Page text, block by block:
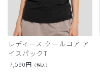
レディース:クールコア ア
イスパックT
7,590円 （税込）